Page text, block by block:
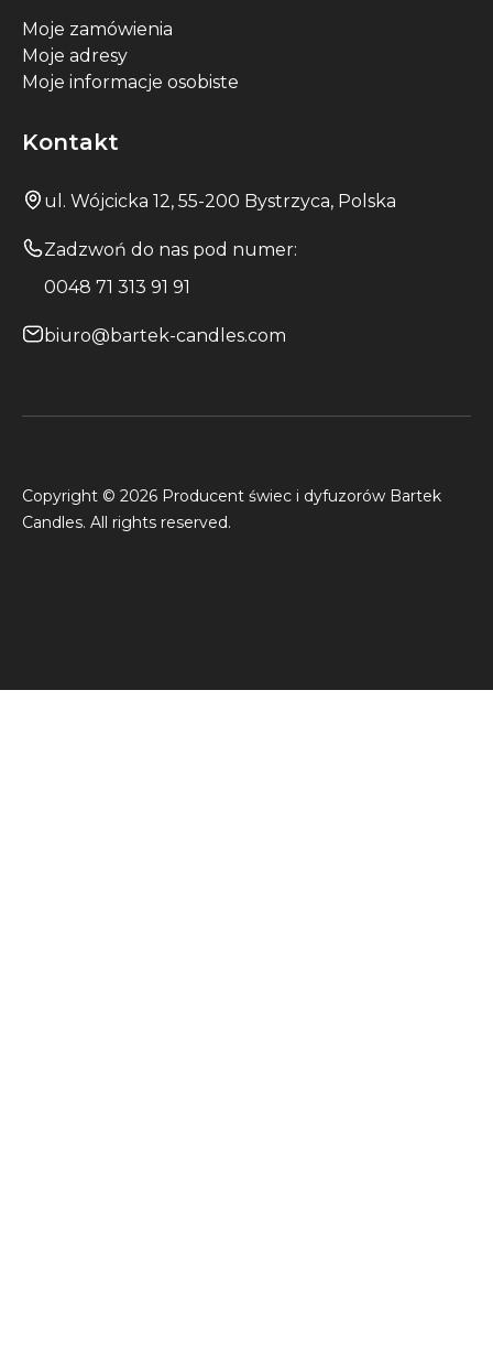
Moje zamówienia
Moje adresy
Moje informacje osobiste
Kontakt
ul. Wójcicka 12, 55-200 Bystrzyca, Polska
Zadzwoń do nas pod numer:
0048 71 313 91 91
biuro@bartek-candles.com
Copyright © 2026 Producent świec i dyfuzorów Bartek
Candles. All rights reserved.